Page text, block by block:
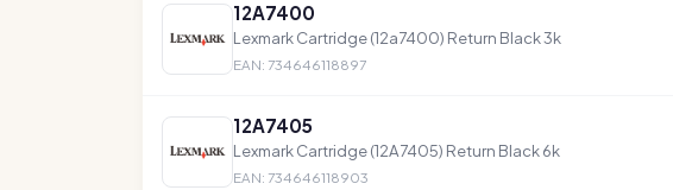
12A7400
Lexmark Cartridge (12a7400) Return Black 3k
EAN: 734646118897
12A7405
Lexmark Cartridge (12A7405) Return Black 6k
EAN: 734646118903